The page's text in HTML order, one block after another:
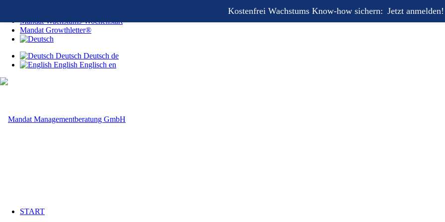
Mandat Wachstums-Wochenstart
Mandat Growthletter®
Deutsch Deutsch de
English Englisch en
START
Kostenfrei Wachstums Know-how sichern: Jetzt anmelden!